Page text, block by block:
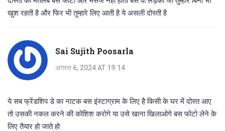
खुश रहती है और फिर भी तुम्हारे लिए आती है ये असली दोस्ती है
Sai Sujith Poosarla
अगस्त 6, 2024 AT 19:14
ये सब फ्रेंडशिप डे का नाटक बस इंस्टाग्राम के लिए है किसी के घर में दोस्त आए
तो उसकी नकल करने की कोशिश करोगे या उसे खाना खिलाओगे बस फोटो लेने के
लिए तैयार हो जाते हो